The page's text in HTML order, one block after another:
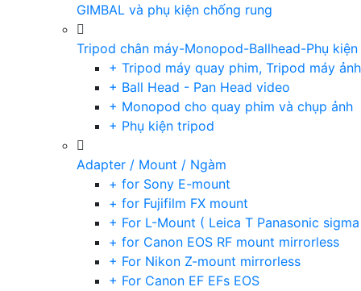
GIMBAL và phụ kiện chống rung
Tripod chân máy-Monopod-Ballhead-Phụ kiện
+ Tripod máy quay phim, Tripod máy
+ Ball Head - Pan Head video
+ Monopod cho quay phim và chụp ảnh
+ Phụ kiện tripod
Adapter / Mount / Ngàm
+ for Sony E-mount
+ for Fujifilm FX mount
+ For L-Mount ( Leica T Panasonic
+ for Canon EOS RF mount mirrorless
+ For Nikon Z-mount mirrorless
+ For Canon EF EFs EOS